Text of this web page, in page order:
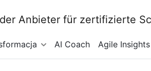
AI Coach Agile Insights